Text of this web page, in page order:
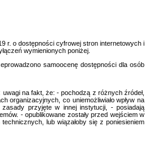
r. o dostępności cyfrowej stron internetowych i
wymienionych poniżej.
samoocenę dostępności dla osób
na fakt, że: - pochodzą z różnych źródeł,
organizacyjnych, co uniemożliwiało wpływ na
przyjęte w innej instytucji, - posiadają
- opublikowane zostały przed wejściem w
lub wiązałoby się z poniesieniem